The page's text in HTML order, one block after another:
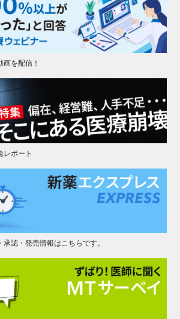
を配信！
レポート
認・発売情報はこちらです。